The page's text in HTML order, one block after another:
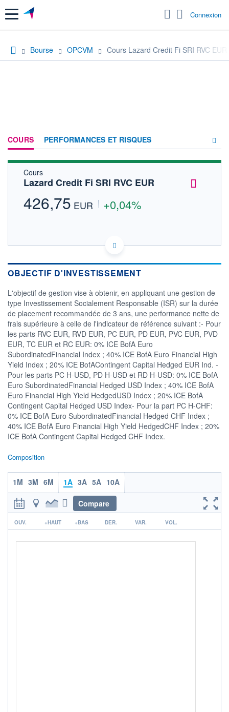
Menu Connexion
Bourse OPCVM Cours Lazard Credit Fi SRI RVC EUR
COURS PERFORMANCES ET RISQUES
FORUM
Cours
Lazard Credit Fi SRI RVC EUR
426,75 EUR +0,04%
OPCVM DERNIER COURS CONNU AU 05/08/2026
Consulter le prospectus / DIC
03/12 02/04
410
420
CATÉGORIE MORNINGSTAR
Obligations EUR
Subordonnées
FONDS PARTENAIRES
TARIFS PRIVILÉGIÉS 0%
ÉLIGIBILITÉ
PEA PEA-PME BOURSOVIE LUX
BOURSOVIE
CTO BUSINESS
ACTIF NET (EUR)
NOTATION MORNINGSTAR ⁽¹⁾
ISR
OBJECTIF D'INVESTISSEMENT
L'objectif de gestion vise à obtenir, en appliquant une gestion de
type Investissement Socialement Responsable (ISR) sur la durée
de placement recommandée de 3 ans, une performance nette de
frais supérieure à celle de l'indicateur de référence suivant :- Pour
les parts RVC EUR, RVD EUR, PC EUR, PD EUR, PVC EUR, PVD
EUR, TC EUR et RC EUR: 0% ICE BofA Euro
SubordinatedFinancial Index ; 40% ICE BofA Euro Financial High
Yield Index ; 20% ICE BofAContingent Capital Hedged EUR Ind. -
Pour les parts PC H-USD, PD H-USD et RD H-USD: 0% ICE BofA
Euro SubordinatedFinancial Hedged USD Index ; 40% ICE BofA
Euro Financial High Yield HedgedUSD Index ; 20% ICE BofA
Contingent Capital Hedged USD Index- Pour la part PC H-CHF:
0% ICE BofA Euro SubordinatedFinancial Hedged CHF Index ;
40% ICE BofA Euro Financial High Yield HedgedCHF Index ; 20%
ICE BofA Contingent Capital Hedged CHF Index.
Composition
1M 3M 6M 1A 3A 5A 10A
Compare
r
OUV. +HAUT +BAS DER. VAR. VOL.